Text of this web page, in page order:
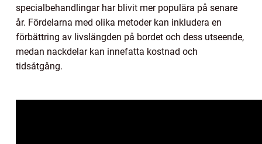
specialbehandlingar har blivit mer populära på senare
år. Fördelarna med olika metoder kan inkludera en
förbättring av livslängden på bordet och dess utseende,
medan nackdelar kan innefatta kostnad och
tidsåtgång.